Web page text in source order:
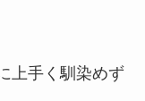
上手く馴染めず